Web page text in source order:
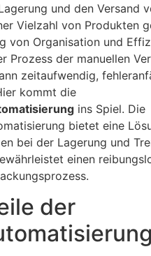
und den Versand
Vielzahl von Produkten
von Organisation und
Prozess der manuellen
zeitaufwendig,
kommt die
ins Spiel. Die
bietet eine
bei der Lagerung und
einen
der